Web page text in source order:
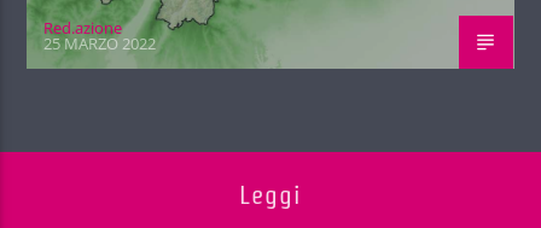
Red.azione
25 MARZO 2022
Leggi